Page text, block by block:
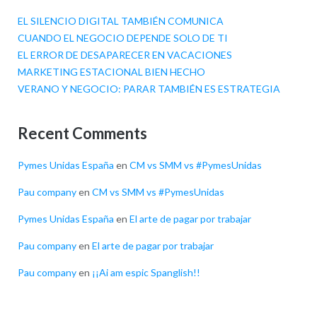
EL SILENCIO DIGITAL TAMBIÉN COMUNICA
CUANDO EL NEGOCIO DEPENDE SOLO DE TI
EL ERROR DE DESAPARECER EN VACACIONES
MARKETING ESTACIONAL BIEN HECHO
VERANO Y NEGOCIO: PARAR TAMBIÉN ES ESTRATEGIA
Recent Comments
Pymes Unidas España en CM vs SMM vs #PymesUnidas
Pau companyen CM vs SMM vs #PymesUnidas
Pymes Unidas España en El arte de pagar por trabajar
Pau companyen El arte de pagar por trabajar
Pau companyen ¡¡Ai am espic Spanglish!!